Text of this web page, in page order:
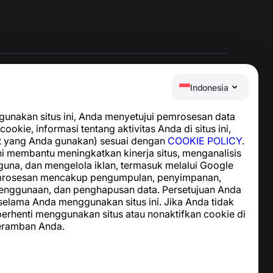
Indonesia
situs ini, Anda menyetujui pemrosesan data
informasi tentang aktivitas Anda di situs ini,
Anda gunakan) sesuai dengan COOKIE POLICY.
membantu meningkatkan kinerja situs, menganalisis
dan mengelola iklan, termasuk melalui Google
mencakup pengumpulan, penyimpanan,
dan penghapusan data. Persetujuan Anda
Anda menggunakan situs ini. Jika Anda tidak
menggunakan situs atau nonaktifkan cookie di
Anda.
Berita dan Artikel
Tentang proyek
Kontak